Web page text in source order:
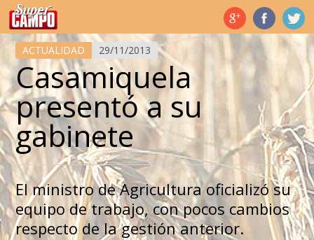
Temas de hoy
ACTUALIDAD 29/11/2013
Casamiquela
presentó a su
gabinete
El ministro de Agricultura oficializó su
equipo de trabajo, con pocos cambios
respecto de la gestión anterior.